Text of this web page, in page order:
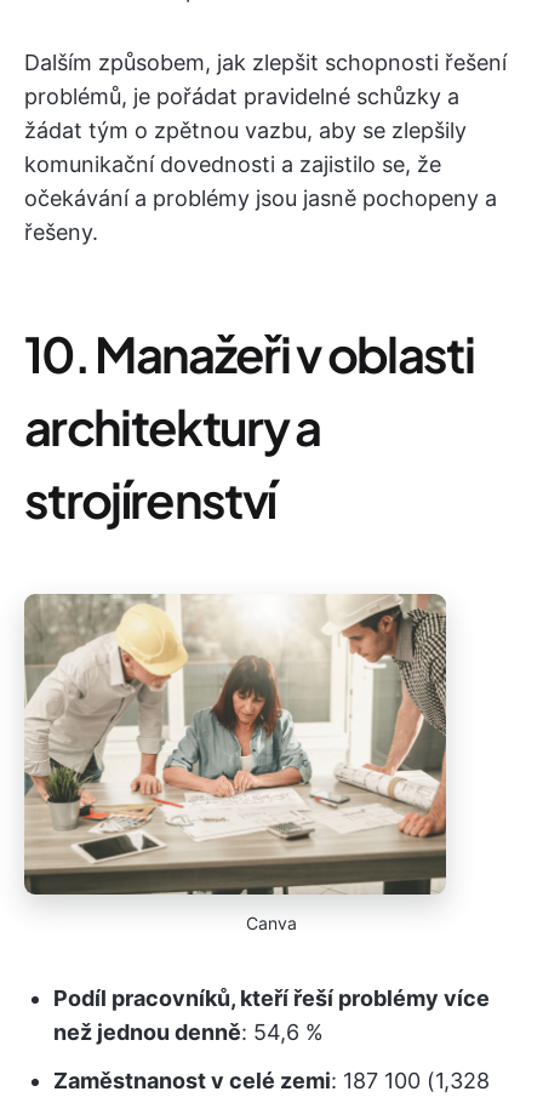
Dalším způsobem, jak zlepšit schopnosti řešení
problémů, je pořádat pravidelné schůzky a
žádat tým o zpětnou vazbu, aby se zlepšily
komunikační dovednosti a zajistilo se, že
očekávání a problémy jsou jasně pochopeny a
řešeny.
10. Manažeři v oblasti
architektury a
strojírenství
Canva
Podíl pracovníků, kteří řeší problémy více
než jednou denně: 54,6 %
Zaměstnanost v celé zemi: 187 100 (1,328